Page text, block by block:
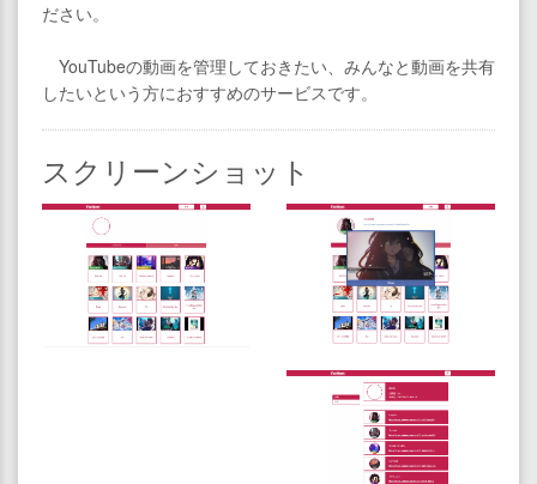
ださい。
YouTubeの動画を管理しておきたい、みんなと動画を共有
したいという方におすすめのサービスです。
スクリーンショット